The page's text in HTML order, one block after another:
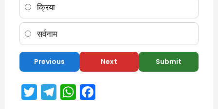
क्रिया
सर्वनाम
Previous Next Submit
T T W